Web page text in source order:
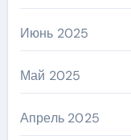
Июнь 2025
Май 2025
Апрель 2025